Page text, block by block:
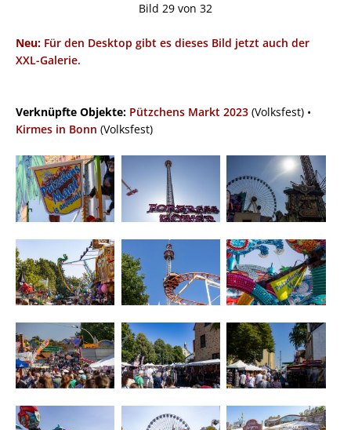
Bild 29 von 32
Neu: Für den Desktop gibt es dieses Bild jetzt auch der
XXL-Galerie.
Verknüpfte Objekte: Pützchens Markt 2023 (Volksfest) •
Kirmes in Bonn (Volksfest)